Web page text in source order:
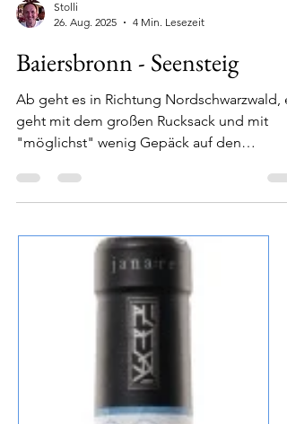
26. Aug. 2025
4 Min. Lesezeit
Baiersbronn - Seensteig
Ab geht es in Richtung Nordschwarzwald,
geht mit dem großen Rucksack und mit
"möglichst" wenig Gepäck auf den
Baiersbronner Seensteig auf 5 Etappen über
wieder runter... Übersichtskarte
Baiersbronner Seensteig 18.8.2025 - Etappe
1: Von Baiersbronn nach Mitteltal Der frühe
Vogel.... ...unser Ziel ist Baiersbronn wo die
Etappe vom Seensteig nach Mitteltal über
14,6 KM sowie 420 hm beginnt und damit
meine erste Rucksacktour, welche